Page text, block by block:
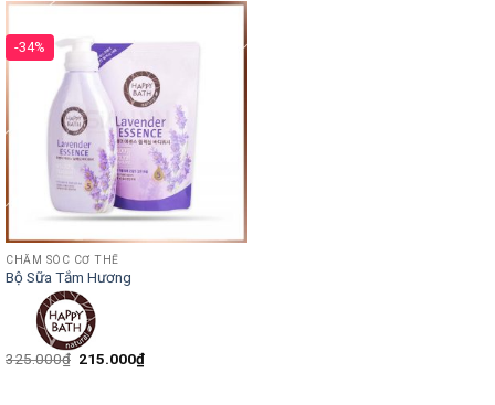
-34%
CHĂM SÓC CƠ THỂ
Bộ Sữa Tắm Hương
325.000₫ 215.000₫